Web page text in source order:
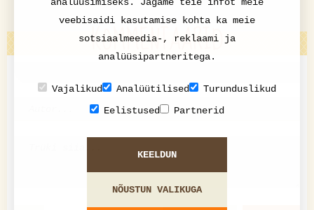
KOMMENTAARID
veebisaidi kasutamise kohta ka meie
sotsiaalmeedia-, reklaami ja
analüüsipartneritega.
Vajalikud Analüütilised
Turunduslikud
Eelistused
Partnerid
KEELDUN
NÕUSTUN VALIKUGA